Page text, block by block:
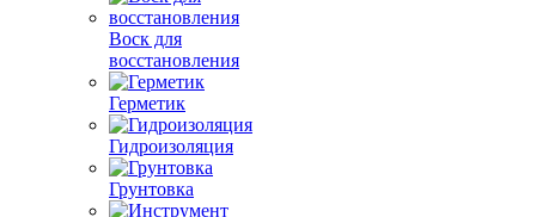
Воск для
восстановления
Герметик
Гидроизоляция
Грунтовка